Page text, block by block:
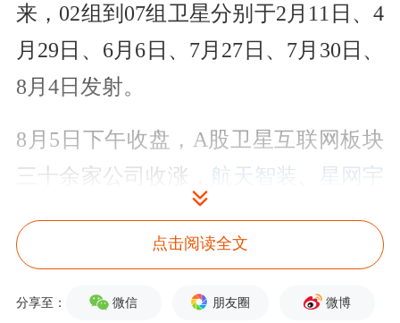
来，02组到07组卫星分别于2月11日、4
月29日、6月6日、7月27日、7月30日、
8月4日发射。
8月5日下午收盘，A股卫星互联网板块
三十余家公司收涨，
航天智装
星网宇
和而泰
理上市公司公告，今年多个公司加大了
点击阅读全文
分享至： 微信 朋友圈 微博